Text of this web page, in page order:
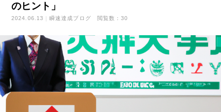
のヒント」
2024.06.13 瞬速達成ブログ 閲覧数：30